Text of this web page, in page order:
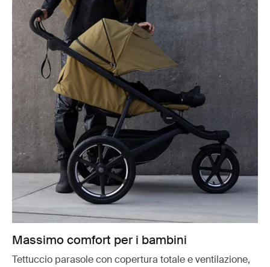
Massimo comfort per i bambini
Tettuccio parasole con copertura totale e ventilazione,